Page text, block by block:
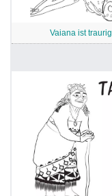
Vaiana ist traurig